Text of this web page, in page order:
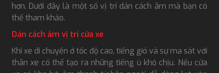
hơn. Dưới đây là một số vị trí dán cách âm mà bạn có
thể tham khảo.
Dán cách âm vị trí cửa xe
Khi xe di chuyển ở tốc độ cao, tiếng gió và sự ma sát với
thân xe có thể tạo ra những tiếng ù khó chịu. Nếu cửa